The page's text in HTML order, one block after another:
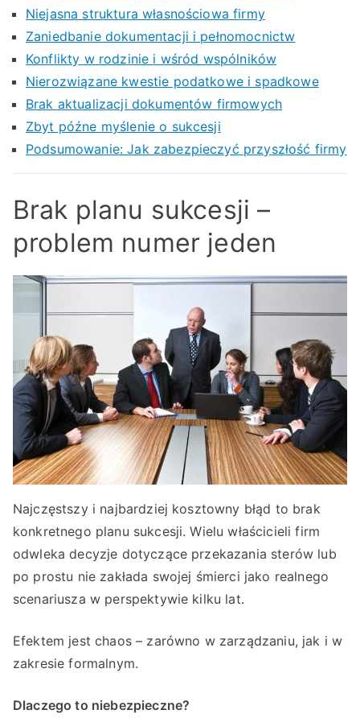
Niejasna struktura własnościowa firmy
Zaniedbanie dokumentacji i pełnomocnictw
Konflikty w rodzinie i wśród wspólników
Nierozwiązane kwestie podatkowe i spadkowe
Brak aktualizacji dokumentów firmowych
Zbyt późne myślenie o sukcesji
Podsumowanie: Jak zabezpieczyć przyszłość firmy
Brak planu sukcesji –
problem numer jeden
Najczęstszy i najbardziej kosztowny błąd to brak
konkretnego planu sukcesji. Wielu właścicieli firm
odwleka decyzje dotyczące przekazania sterów lub
po prostu nie zakłada swojej śmierci jako realnego
scenariusza w perspektywie kilku lat.
Efektem jest chaos – zarówno w zarządzaniu, jak i w
zakresie formalnym.
Dlaczego to niebezpieczne?